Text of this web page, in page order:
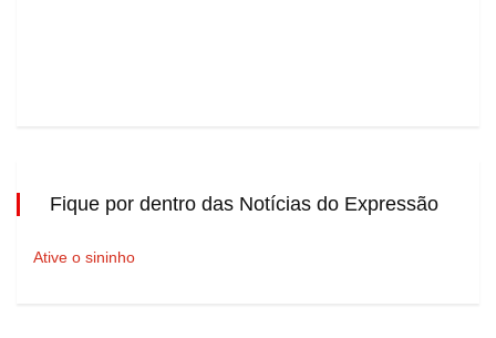
Fique por dentro das Notícias do Expressão
Ative o sininho